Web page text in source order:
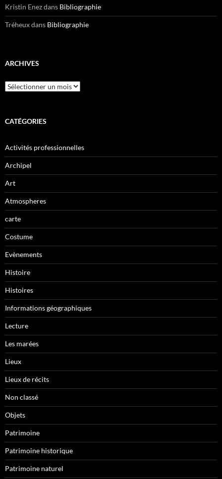
Kristin Enezdans Bibliographie
Tréheuxdans Bibliographie
ARCHIVES
Archives
CATÉGORIES
Activités professionnelles
Archipel
Art
Atmospheres
carte
Costume
Evènements
Histoire
Histoires
Informations géographiques
Lecture
Les marées
Lieux
Lieux de récits
Non classé
Objets
Patrimoine
Patrimoine historique
Patrimoine naturel